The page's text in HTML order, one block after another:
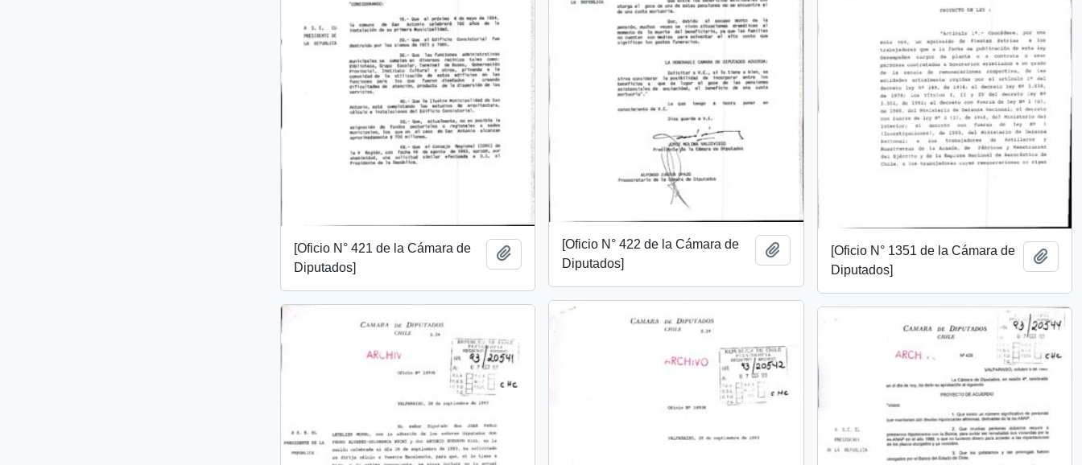
[Oficio N° 422 de la Cámara de
Diputados]
Add to clipboard
[Oficio N° 421 de la Cámara de
Diputados]
Add to clipboard
[Oficio N° 1351 de la Cámara de
Diputados]
Add